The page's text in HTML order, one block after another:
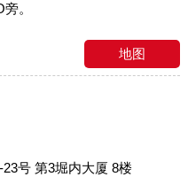
。
地图
号 第3堀内大厦 8楼